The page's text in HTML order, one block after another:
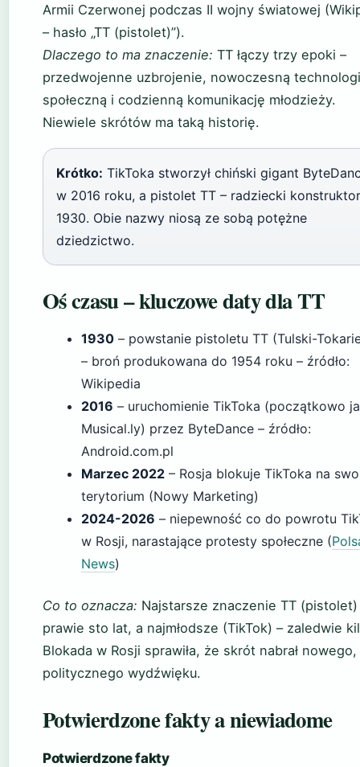
Armii Czerwonej podczas II wojny światowej
– hasło „TT (pistolet)”).
Dlaczego to ma znaczenie: TT łączy trzy epoki –
przedwojenne uzbrojenie, nowoczesną
społeczną i codzienną komunikację młodzieży.
Niewiele skrótów ma taką historię.
Krótko: TikToka stworzył chiński gigant
w 2016 roku, a pistolet TT – radziecki
1930. Obie nazwy niosą ze sobą potężne
dziedzictwo.
Oś czasu – kluczowe daty dla TT
1930 – powstanie pistoletu TT (Tulski-
– broń produkowana do 1954 roku – źródło:
Wikipedia
2016 – uruchomienie TikToka (początkowo
Musical.ly) przez ByteDance – źródło:
Android.com.pl
Marzec 2022 – Rosja blokuje TikToka na
terytorium (Nowy Marketing)
2024-2026 – niepewność co do powrotu
w Rosji, narastające protesty społeczne (
News)
Co to oznacza: Najstarsze znaczenie TT (pistolet)
prawie sto lat, a najmłodsze (TikTok) – zaledwie
Blokada w Rosji sprawiła, że skrót nabrał nowego,
politycznego wydźwięku.
Potwierdzone fakty a niewiadome
Potwierdzone fakty